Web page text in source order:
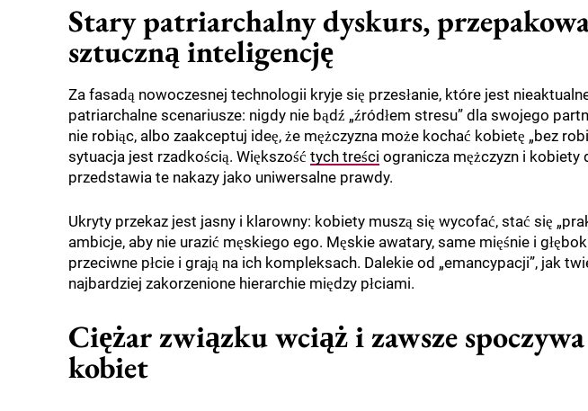
Stary patriarchalny dyskurs,
sztuczną inteligencję
Za fasadą nowoczesnej technologii kryje się przesłanie, które jest
patriarchalne scenariusze: nigdy nie bądź „źródłem stresu” dla swojego
nie robiąc, albo zaakceptuj ideę, że mężczyzna może kochać kobietę „bez
sytuacja jest rzadkością. Większość tych treści ogranicza mężczyzn i kobiety
przedstawia te nakazy jako uniwersalne prawdy.
Ukryty przekaz jest jasny i klarowny: kobiety muszą się wycofać, stać się
ambicje, aby nie urazić męskiego ego. Męskie awatary, same mięśnie i
przeciwne płcie i grają na ich kompleksach. Dalekie od „emancypacji”, jak
najbardziej zakorzenione hierarchie między płciami.
Ciężar związku wciąż i zawsze
kobiet